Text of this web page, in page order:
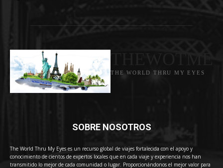
THE WORLD THRU MY EYES
SOBRE NOSOTROS
The World Thru My Eyes es un recurso global de viajes fortalecida con el apoyo y
conocimiento de cientos de expertos locales que en cada viaje y experiencia nos han
transmitido lo mejor de cada comunidad o lugar. Proporcionándonos el mejor valor para